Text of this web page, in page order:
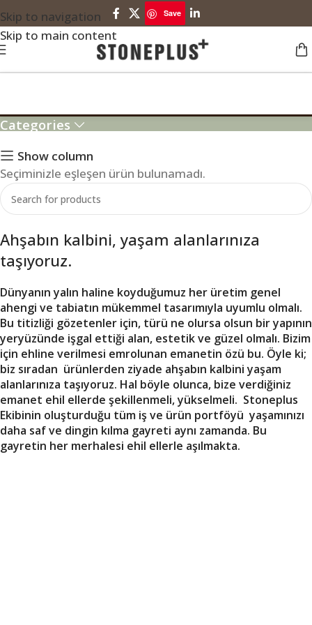
Skip to navigation
Skip to main content
Save
Categories
Show column
Seçiminizle eşleşen ürün bulunamadı.
Ahşabın kalbini, yaşam alanlarınıza
taşıyoruz.
Dünyanın yalın haline koyduğumuz her üretim genel
ahengi ve tabiatın mükemmel tasarımıyla uyumlu olmalı.
Bu titizliği gözetenler için, türü ne olursa olsun bir yapının
yeryüzünde işgal ettiği alan, estetik ve güzel olmalı. Bizim
için ehline verilmesi emrolunan emanetin özü bu. Öyle ki;
biz sıradan ürünlerden ziyade ahşabın kalbini yaşam
alanlarınıza taşıyoruz. Hal böyle olunca, bize verdiğiniz
emanet ehil ellerde şekillenmeli, yükselmeli. Stoneplus
Ekibinin oluşturduğu tüm iş ve ürün portföyü yaşamınızı
daha saf ve dingin kılma gayreti aynı zamanda. Bu
gayretin her merhalesi ehil ellerle aşılmakta.